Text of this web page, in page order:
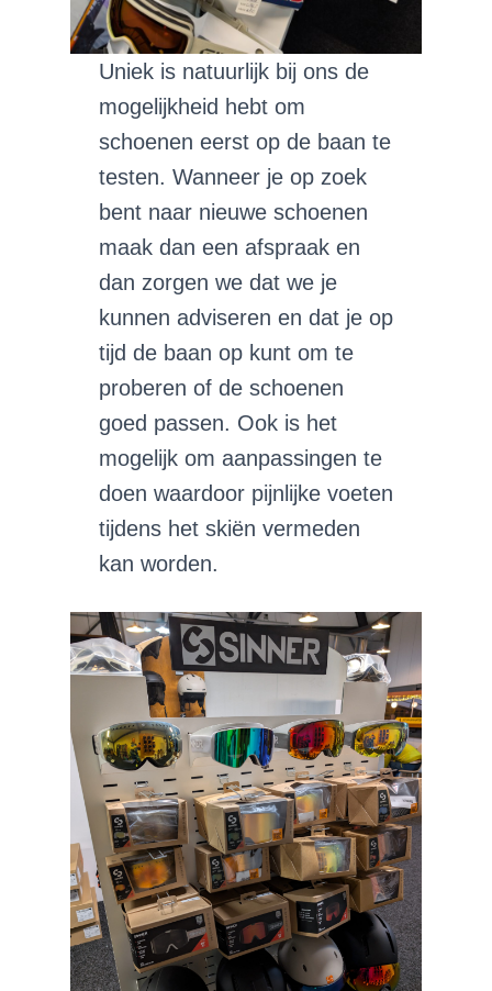
Uniek is natuurlijk bij ons de
mogelijkheid hebt om
schoenen eerst op de baan te
testen. Wanneer je op zoek
bent naar nieuwe schoenen
maak dan een afspraak en
dan zorgen we dat we je
kunnen adviseren en dat je op
tijd de baan op kunt om te
proberen of de schoenen
goed passen. Ook is het
mogelijk om aanpassingen te
doen waardoor pijnlijke voeten
tijdens het skiën vermeden
kan worden.